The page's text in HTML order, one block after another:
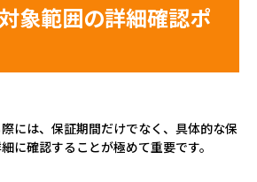
象範囲の詳細確認ポ
には、保証期間だけでなく、具体的な保
に確認することが極めて重要です。